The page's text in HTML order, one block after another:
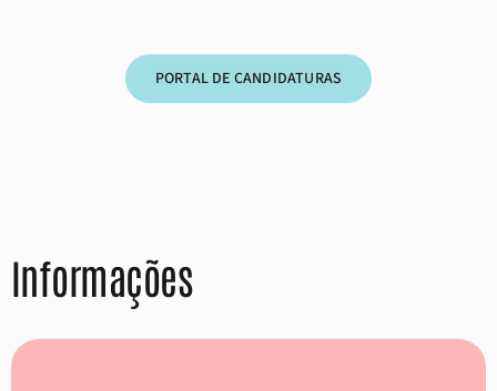
PORTAL DE CANDIDATURAS
Informações